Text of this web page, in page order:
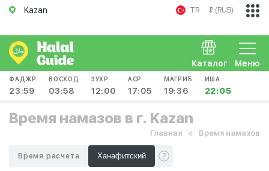
Kazan TR ₽ (RUB)
Меню
Каталог
ФАДЖР
23:59
ВОСХОД
03:58
ЗУХР
12:00
АСР
17:05
МАГРИБ
19:36
ИША
22:05
Время намазов в г. Kazan
Главная Время намазов
Время расчета